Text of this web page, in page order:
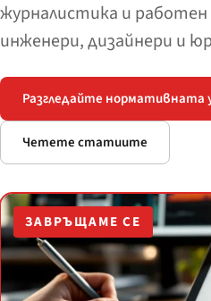
журналистика и работен
инженери, дизайнери и
Разгледайте нормативната
Четете статиите
ЗАВРЪЩАМЕ СЕ